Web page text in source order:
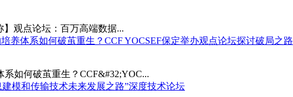
】观点论坛：百万高端数据...
养体系如何破茧重生？CCF YOCSEF保定举办观点论坛探讨破局之路
如何破茧重生？CCF&#32;YOC...
模和传输技术未来发展之路”深度技术论坛